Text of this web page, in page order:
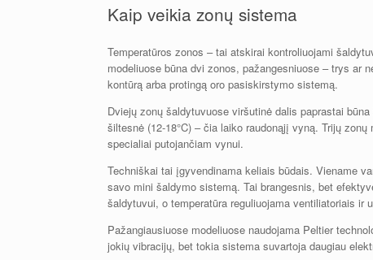
Kaip veikia zonų sistema
Temperatūros zonos – tai atskirai kontroliuojami
modeliuose būna dvi zonos, pažangesniuose – trys ar
kontūrą arba protingą oro pasiskirstymo sistemą.
Dviejų zonų šaldytuvuose viršutinė dalis paprastai
šiltesnė (12-18°C) – čia laiko raudonąjį vyną. Trijų
specialiai putojančiam vynui.
Techniškai tai įgyvendinama keliais būdais. Viename
savo mini šaldymo sistemą. Tai brangesnis, bet
šaldytuvui, o temperatūra reguliuojama ventiliatoriais
Pažangiausiuose modeliuose naudojama Peltier
jokių vibracijų, bet tokia sistema suvartoja daugiau